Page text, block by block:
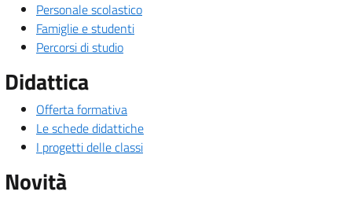
Personale scolastico
Famiglie e studenti
Percorsi di studio
Didattica
Offerta formativa
Le schede didattiche
I progetti delle classi
Novità